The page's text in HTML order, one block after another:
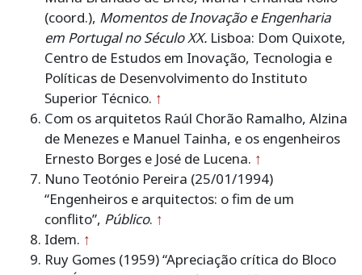
(coord.), Momentos de Inovação e Engenharia
em Portugal no Século XX. Lisboa: Dom Quixote,
Centro de Estudos em Inovação, Tecnologia e
Políticas de Desenvolvimento do Instituto
Superior Técnico. ↑
Com os arquitetos Raúl Chorão Ramalho, Alzina
de Menezes e Manuel Tainha, e os engenheiros
Ernesto Borges e José de Lucena. ↑
Nuno Teotónio Pereira (25/01/1994)
“Engenheiros e arquitectos: o fim de um
conflito”, Público. ↑
Idem. ↑
Ruy Gomes (1959) “Apreciação crítica do Bloco